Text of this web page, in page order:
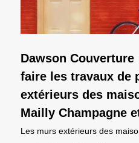
Dawson
faire les travaux de
extérieurs des
Mailly Champagne
Les murs extérieurs des